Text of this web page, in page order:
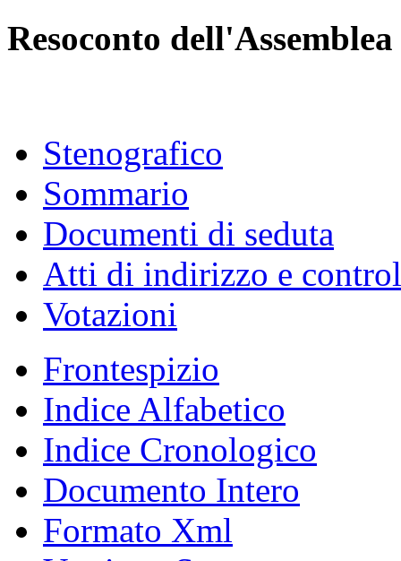
Resoconto dell'Assemblea
Stenografico
Sommario
Documenti di seduta
Atti di indirizzo e
Votazioni
Frontespizio
Indice Alfabetico
Indice Cronologico
Documento Intero
Formato Xml